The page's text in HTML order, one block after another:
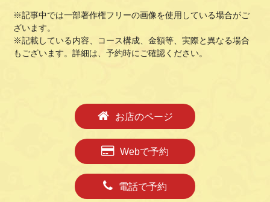
※記事中では一部著作権フリーの画像を使用している場合がご
ざいます。
※記載している内容、コース構成、金額等、実際と異なる場合
もございます。詳細は、予約時にご確認ください。
お店のページ
Webで予約
電話で予約